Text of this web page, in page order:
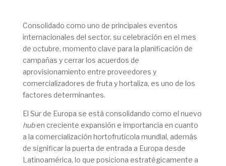
Consolidado como uno de principales eventos
internacionales del sector, su celebración en el mes
de octubre, momento clave para la planificación de
campañas y cerrar los acuerdos de
aprovisionamiento entre proveedores y
comercializadores de fruta y hortaliza, es uno de los
factores determinantes.
El Sur de Europa se está consolidando como el nuevo
huben creciente expansión e importancia en cuanto
a la comercialización hortofrutícola mundial, además
de significar la puerta de entrada a Europa desde
Latinoamérica, lo que posiciona estratégicamente a